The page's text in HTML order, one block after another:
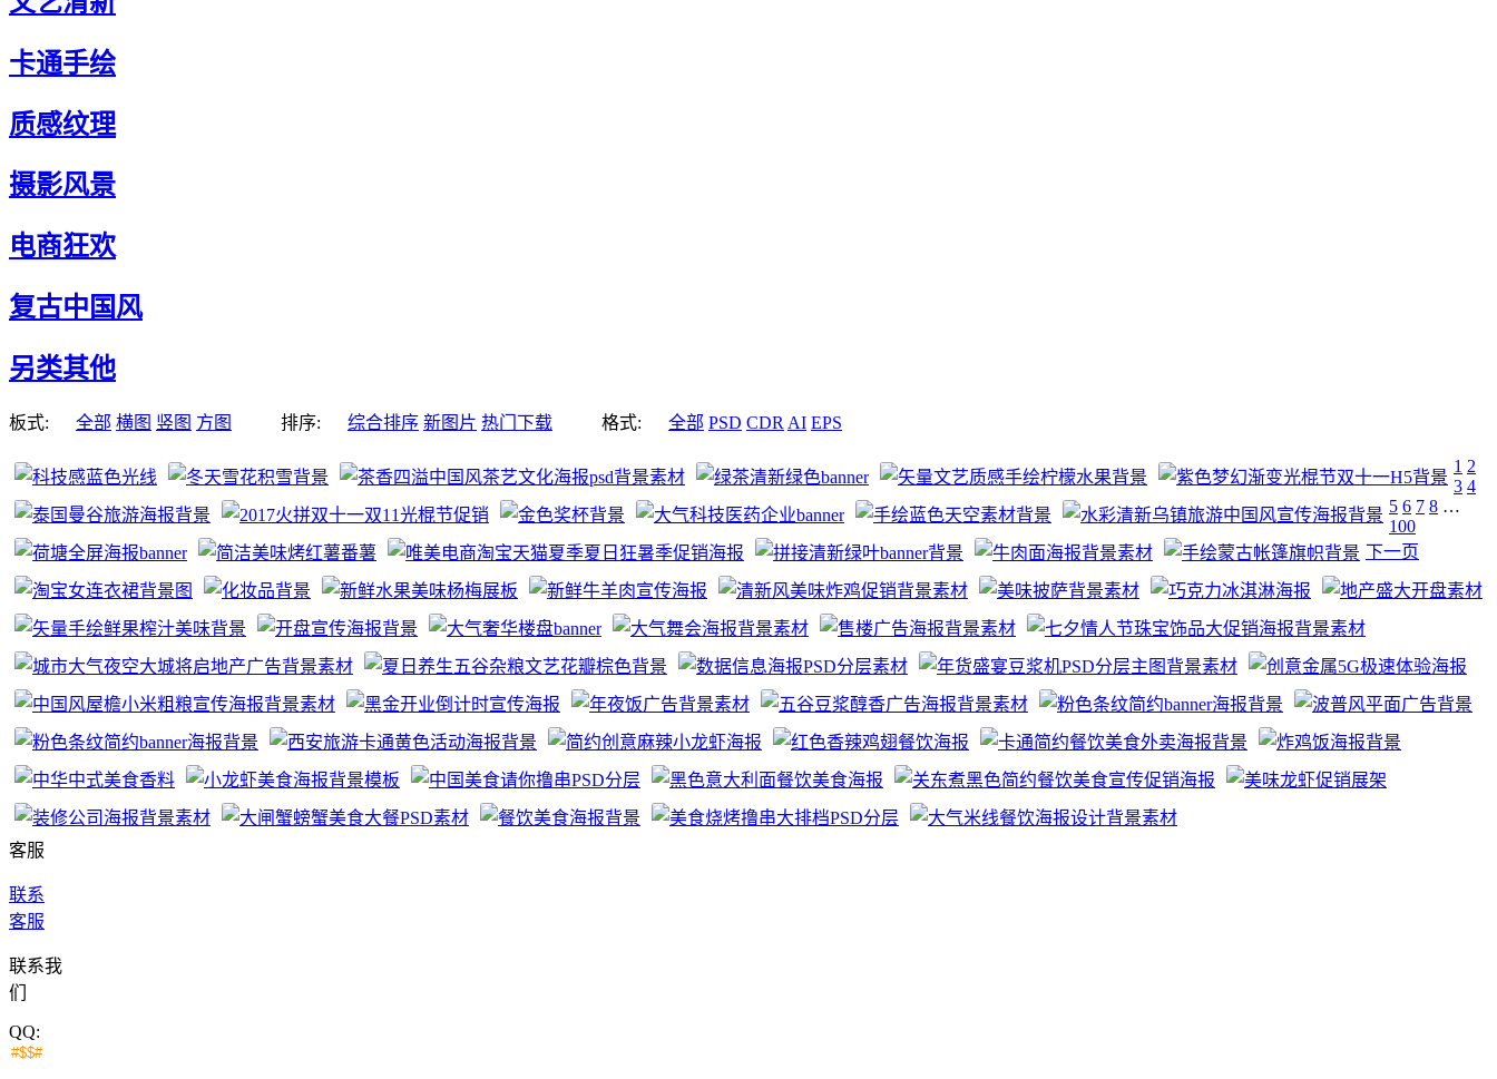
卡通手绘
质感纹理
摄影风景
电商狂欢
复古中国风
另类其他
板式: 全部 横图 竖图 方图 排序: 综合排序 新图片 热门下载 格式: 全部 PSD CDR AI EPS
1 2
3 4
5 6 7 8 …
100
下一页
客服
联系
客服
联系我
们
QQ: